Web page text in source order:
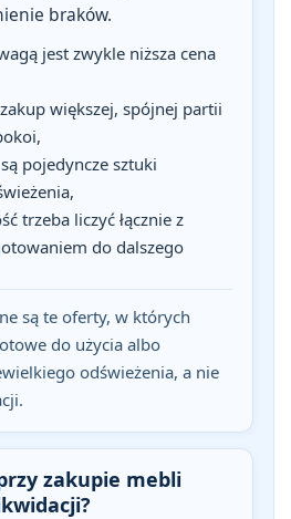
braków.
jest zwykle niższa cena
większej, spójnej partii
pojedyncze sztuki
trzeba liczyć łącznie z
do dalszego
są te oferty, w których
do użycia albo
odświeżenia, a nie
zakupie mebli